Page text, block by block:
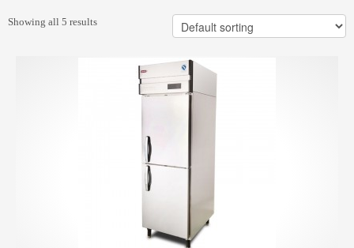
Showing all 5 results